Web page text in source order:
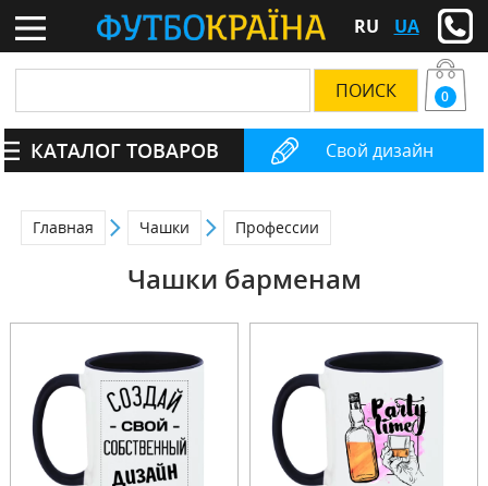
RU UA
Свой дизайн
0
КАТАЛОГ ТОВАРОВ
Главная Чашки Профессии
Чашки барменам